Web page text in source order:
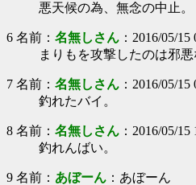
悪天候の為、無念の中止。
6 名前： 名無しさん ：2016/05/
まりもを攻撃したのは邪悪
7 名前： 名無しさん ：2016/05/
釣れたバイ。
8 名前： 名無しさん ：2016/05/
釣れんばい。
9 名前： あぼーん ：あぼーん